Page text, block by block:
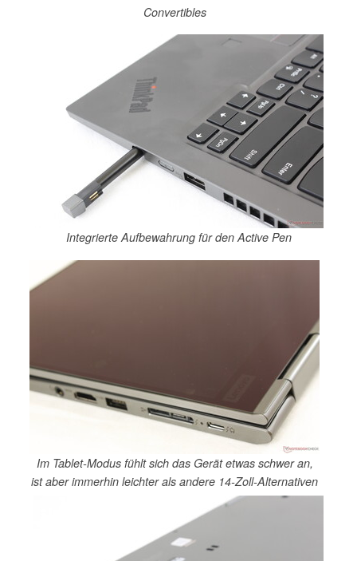
Convertibles
Integrierte Aufbewahrung für den Active Pen
Im Tablet-Modus fühlt sich das Gerät etwas schwer an,
ist aber immerhin leichter als andere 14-Zoll-Alternativen